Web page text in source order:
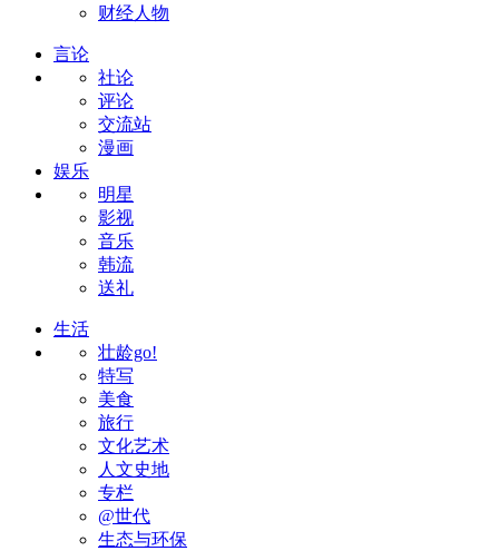
财经人物
言论
社论
评论
交流站
漫画
娱乐
明星
影视
音乐
韩流
送礼
生活
壮龄go!
特写
美食
旅行
文化艺术
人文史地
专栏
@世代
生态与环保